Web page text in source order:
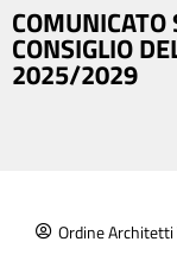
CONSIGLIO
2025/2029
Ordine Architetti